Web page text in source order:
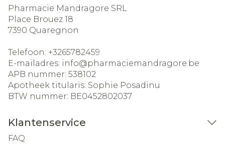
Pharmacie Mandragore SRL
Place Brouez 18
7390 Quaregnon
Telefoon: +3265782459
E-mailadres: info@pharmaciemandragore.be
APB nummer: 538102
Apotheek titularis: Sophie Posadinu
BTW nummer: BE0452802037
Klantenservice
FAQ